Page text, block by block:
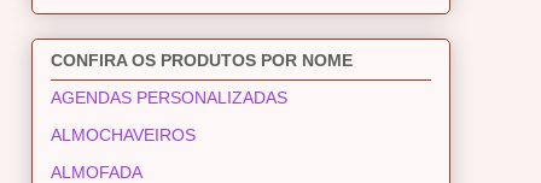
CONFIRA OS PRODUTOS POR NOME
AGENDAS PERSONALIZADAS
ALMOCHAVEIROS
ALMOFADA